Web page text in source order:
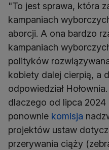
"To jest sprawa, która
kampaniach
aborcji. A ona bardzo
kampaniach
polityków
kobiety dalej cierpią, a
odpowiedział
dlaczego od lipca 2024
ponownie komisja
projektów ustaw
przerywania ciąży